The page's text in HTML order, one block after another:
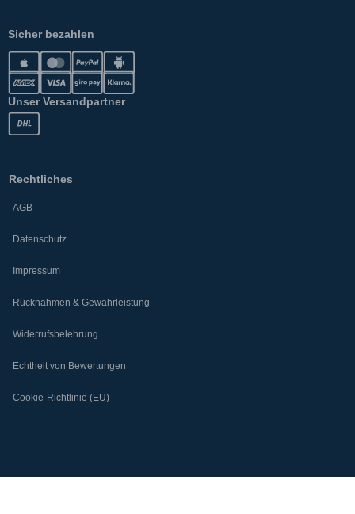
Sicher bezahlen
Unser Versandpartner
Rechtliches
AGB
Datenschutz
Impressum
Rücknahmen & Gewährleistung
Widerrufsbelehrung
Echtheit von Bewertungen
Cookie-Richtlinie (EU)